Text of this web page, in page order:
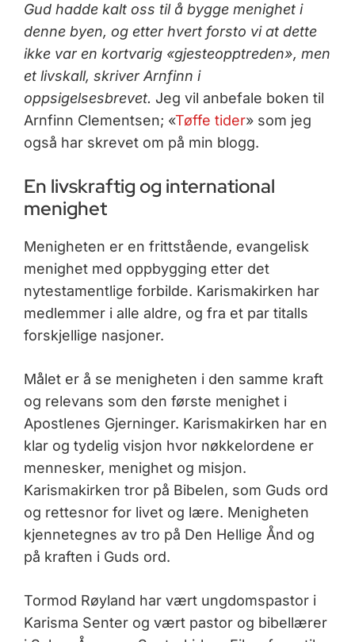
Gud hadde kalt oss til å bygge menighet i
denne byen, og etter hvert forsto vi at dette
ikke var en kortvarig «gjesteopptreden», men
et livskall, skriver Arnfinn i
oppsigelsesbrevet. Jeg vil anbefale boken til
Arnfinn Clementsen; «Tøffe tider» som jeg
også har skrevet om på min blogg.
En livskraftig og international
menighet
Menigheten er en frittstående, evangelisk
menighet med oppbygging etter det
nytestamentlige forbilde. Karismakirken har
medlemmer i alle aldre, og fra et par titalls
forskjellige nasjoner.
Målet er å se menigheten i den samme kraft
og relevans som den første menighet i
Apostlenes Gjerninger. Karismakirken har en
klar og tydelig visjon hvor nøkkelordene er
mennesker, menighet og misjon.
Karismakirken tror på Bibelen, som Guds ord
og rettesnor for livet og lære. Menigheten
kjennetegnes av tro på Den Hellige Ånd og
på kraften i Guds ord.
Tormod Røyland har vært ungdomspastor i
Karisma Senter og vært pastor og bibellærer